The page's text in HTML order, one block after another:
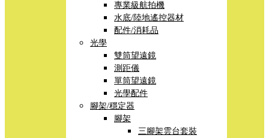
專業級航拍機
水底/陸地遙控器材
配件/消耗品
光學
雙筒望遠鏡
測距儀
單筒望遠鏡
光學配件
腳架/穩定器
腳架
三腳架雲台套裝